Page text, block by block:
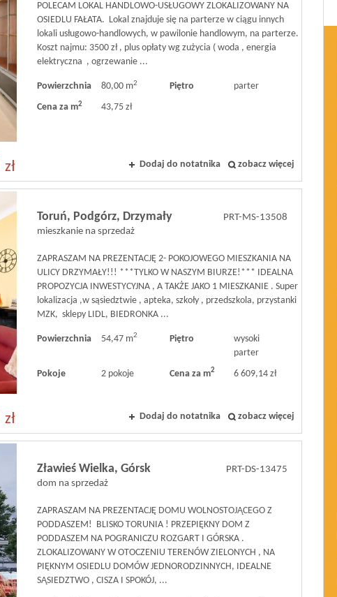
POLECAM LOKAL HANDLOWO-USŁUGOWY ZLOKALIZOWANY NA
OSIEDLU FAŁATA. Lokal znajduje się na parterze w ciągu innych
lokali usługowo-handlowych, w pawilonie handlowym, na parterze.
Koszt najmu: 3500 zł , plus opłaty wg zużycia ( woda , energia
elektryczna , ogrzewanie ...
Powierzchnia 80,00 m2 Piętro
parter
Cena za m2 43,75 zł
zł Dodaj do notatnika zobacz więcej
Toruń, Podgórz, Drzymały
mieszkanie na sprzedaż
PRT-MS-13508
ZAPRASZAM NA PREZENTACJĘ 2- POKOJOWEGO MIESZKANIA NA
ULICY DRZYMAŁY!!! ***TYLKO W NASZYM BIURZE!*** IDEALNA
PROPOZYCJA INWESTYCYJNA , A TAKŻE JAKO 1 MIESZKANIE . Super
lokalizacja ,w sąsiedztwie , apteka, szkoły , przedszkola, przystanki
MZK, sklepy LIDL, BIEDRONKA ...
Powierzchnia 54,47 m2 Piętro
wysoki
parter
Pokoje
2 pokoje Cena za m2 6 609,14 zł
zł Dodaj do notatnika zobacz więcej
Zławieś Wielka, Górsk
dom na sprzedaż
PRT-DS-13475
ZAPRASZAM NA PREZENTACJĘ DOMU WOLNOSTOJĄCEGO Z
PODDASZEM! BLISKO TORUNIA ! PRZEPIĘKNY DOM Z
PODDASZEM NA POGRANICZU ROZGART I GÓRSKA .
ZLOKALIZOWANY W OTOCZENIU TERENÓW ZIELONYCH , NA
PIĘKNYM OSIEDLU DOMÓW JEDNORODZINNYCH, IDEALNE
SĄSIEDZTWO , CISZA I SPOKÓJ, ...